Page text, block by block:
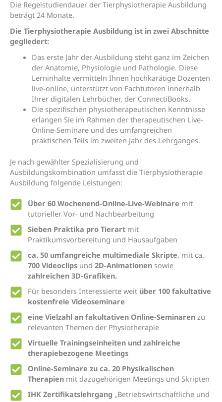
Die Regelstudiendauer der Tierphysiotherapie Ausbildung
beträgt 24 Monate.
Die Tierphysiotherapie Ausbildung ist in zwei Abschnitte
gegliedert:
Das erste Jahr der Ausbildung steht ganz im Zeichen
der Anatomie, Physiologie und Pathologie. Diese
Lerninhalte vermitteln Ihnen hochkarätige Dozenten
live-online, unterstützt von Fachtutoren innerhalb
Ihrer digitalen Lehrbücher, der ConnectiBooks.
Die spezifischen physiotherapeutischen Kenntnisse
erlangen Sie im Rahmen der therapeutischen Live-
Online-Seminare und des umfangreichen
praktischen Teils im zweiten Jahr des Lehrganges.
Je nach gewählter Spezialisierung und
Ausbildungskombination umfasst die Tierphysiotherapie
Ausbildung folgende Leistungen:
Über 60 Wochenend-Online-Live-Webinare mit
tutorieller Vor- und Nachbearbeitung
Sieben Praktika pro Tierart mit
Praktikumsvorbereitung und Hausaufgaben
ca. 50 umfangreiche multimediale Skripte, mit ca.
700 Videoclips und2D-Animationen sowie
zahlreichen 3D-Grafiken.
Für besonders Interessierte weit über 100 fakultative
kostenfreie Videoseminare
eine Vielzahl an fakultativen Online-Seminaren zu
relevanten Themen der Physiotherapie
Virtuelle Trainingseinheiten und zahlreiche
therapiebezogene Meetings
Online-Seminare zu ca. 20 Physikalischen
Therapien mit dazugehörigen Meetings und Skripten
IHK Zertifikatslehrgang „Betriebswirtschaftliche und